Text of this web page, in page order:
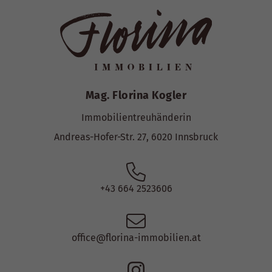
Mag. Florina Kogler
Immobilientreuhänderin
Andreas-Hofer-Str. 27, 6020 Innsbruck
+43 664 2523606
office@florina-immobilien.at